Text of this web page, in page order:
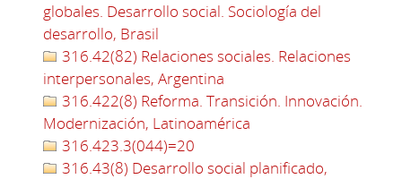
globales. Desarrollo social. Sociología del
desarrollo, Brasil
316.42(82) Relaciones sociales. Relaciones
interpersonales, Argentina
316.422(8) Reforma. Transición. Innovación.
Modernización, Latinoamérica
316.423.3(044)=20
316.43(8) Desarrollo social planificado,